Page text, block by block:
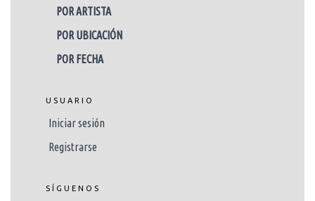
POR ARTISTA
POR UBICACIÓN
POR FECHA
USUARIO
Iniciar sesión
Registrarse
SÍGUENOS